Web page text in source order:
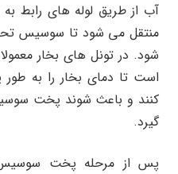
آب از طریق لوله های رابط
منتقل می شود تا سوسیس
شود. در تونل های بخار
است تا دمای بخار را به
کنند و باعث شوند پخت
گیرد.
پس از مرحله پخت